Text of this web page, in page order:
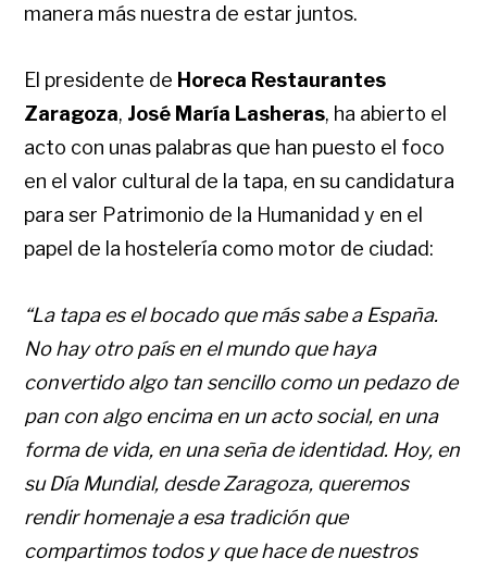
manera más nuestra de estar juntos.
El presidente de Horeca Restaurantes
Zaragoza, José María Lasheras, ha abierto el
acto con unas palabras que han puesto el foco
en el valor cultural de la tapa, en su candidatura
para ser Patrimonio de la Humanidad y en el
papel de la hostelería como motor de ciudad:
“La tapa es el bocado que más sabe a España.
No hay otro país en el mundo que haya
convertido algo tan sencillo como un pedazo de
pan con algo encima en un acto social, en una
forma de vida, en una seña de identidad. Hoy, en
su Día Mundial, desde Zaragoza, queremos
rendir homenaje a esa tradición que
compartimos todos y que hace de nuestros